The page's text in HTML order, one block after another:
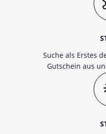
Suche als Erstes
Gutschein aus